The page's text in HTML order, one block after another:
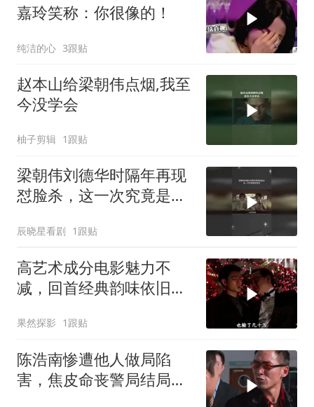
嘉玲笑称：你很像的！
纯洁的心 3跟贴
赵本山给梁朝伟点烟,我至
今没学会
柚子剪辑 1跟贴
梁朝伟刘德华时隔年再现
怼脸杀，这一次究竟是敌
辰晓星看剧 1跟贴
高艺术成分电影魅力不
减，回首经典韵味依旧留
果然探影 1跟贴
陈浩南惨遭他人做局陷
害，焦皮命丧警局结局悲